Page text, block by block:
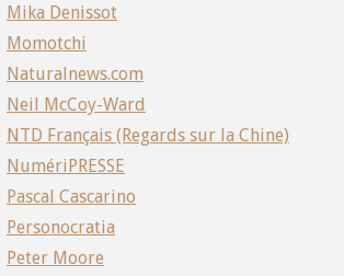
Mika Denissot
Momotchi
Naturalnews.com
Neil McCoy-Ward
NTD Français (Regards sur la Chine)
NumériPRESSE
Pascal Cascarino
Personocratia
Peter Moore